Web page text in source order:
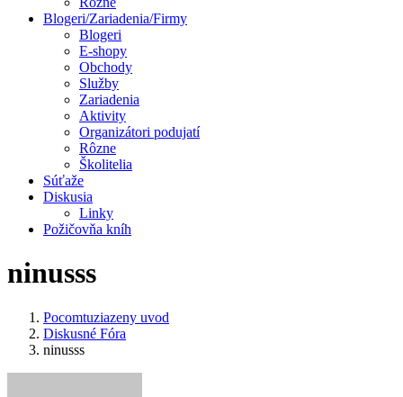
Blogeri/Zariadenia/Firmy
Blogeri
E-shopy
Obchody
Služby
Zariadenia
Aktivity
Organizátori podujatí
Rôzne
Školitelia
Súťaže
Diskusia
Linky
Požičovňa kníh
ninusss
Pocomtuziazeny uvod
Diskusné Fóra
ninusss